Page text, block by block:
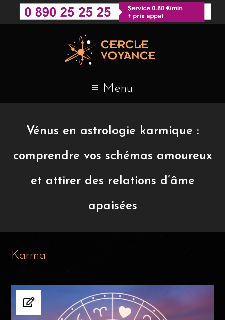
Menu
Vénus en astrologie karmique :
comprendre vos schémas amoureux
et attirer des relations d’âme
apaisées
Karma